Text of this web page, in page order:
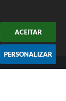
ACEITAR
PERSONALIZAR